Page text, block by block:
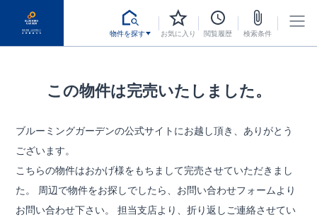
物件を探す お気に入り 閲覧履歴 検索条件
この物件は完売いたしました。
ブルーミングガーデンの公式サイトにお越し頂き、ありがとう
ございます。
こちらの物件はおかげ様をもちまして完売させていただきまし
た。
周辺で物件をお探しでしたら、お問い合わせフォームより
お問い合わせ下さい。
担当支店より、折り返しご連絡させてい